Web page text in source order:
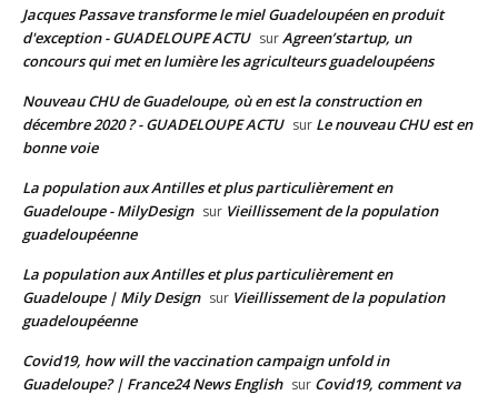
Jacques Passave transforme le miel Guadeloupéen en produit
d'exception - GUADELOUPE ACTU surAgreen’startup, un
concours qui met en lumière les agriculteurs guadeloupéens
Nouveau CHU de Guadeloupe, où en est la construction en
décembre 2020 ? - GUADELOUPE ACTU sur Le nouveau CHU est en
bonne voie
La population aux Antilles et plus particulièrement en
Guadeloupe - MilyDesign sur Vieillissement de la population
guadeloupéenne
La population aux Antilles et plus particulièrement en
Guadeloupe | Mily Design sur Vieillissement de la population
guadeloupéenne
Covid19, how will the vaccination campaign unfold in
Guadeloupe? | France24 News English sur Covid19, comment va